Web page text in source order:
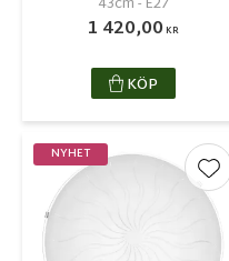
1 420,00KR
KÖP
NYHET